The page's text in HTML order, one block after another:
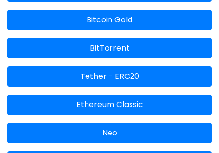
Bitcoin Gold
BitTorrent
Tether - ERC20
Ethereum Classic
Neo